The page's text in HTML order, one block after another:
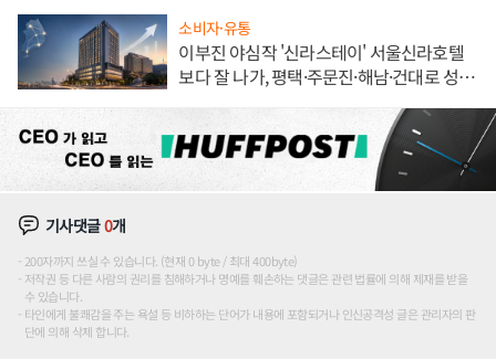
소비자·유통
이부진 야심작 '신라스테이' 서울신라호텔
보다 잘 나가, 평택·주문진·해남·건대로 성
기사댓글0개
200자까지 쓰실 수 있습니다. (현재 0 byte / 최대 400byte)
저작권 등 다른 사람의 권리를 침해하거나 명예를 훼손하는 댓글은 관련 법률에 의해 제재를 받을
수 있습니다.
타인에게 불쾌감을 주는 욕설 등 비하하는 단어가 내용에 포함되거나 인신공격성 글은 관리자의 판
단에 의해 삭제 합니다.